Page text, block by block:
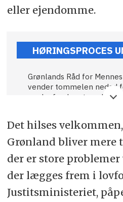
eller ejendomme.
HØRINGSPROCES
Grønlands Råd for
vender tommelen nedad
om lovforslaget om
juli. Altså fire uger midt i
Og det til trods for, at den
Lovkvalitetsvejledning
der sendes ud i
udløber 10 dage efter
Hvis det var tilfældet,
21. august, påpeger IPS.
Det hilses
Grønland bliver mere
der er store
der lægges frem i
Justitsministeriet,